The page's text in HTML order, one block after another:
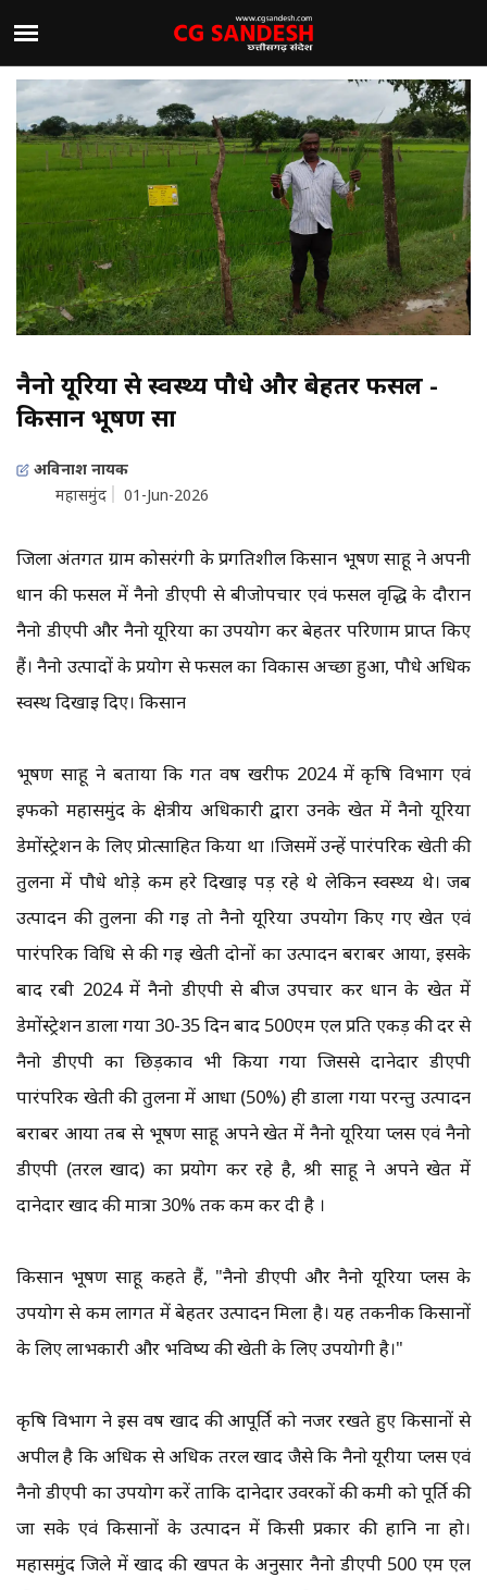
नैनो यूरिया से स्वस्थ्य पौधे और बेहतर फसल -
किसान भूषण साहू
अविनाश नायक
महासमुंद
01-Jun-2026
जिला अंतर्गत ग्राम कोसरंगी के प्रगतिशील किसान भूषण साहू ने अपनी
धान की फसल में नैनो डीएपी से बीजोपचार एवं फसल वृद्धि के दौरान
नैनो डीएपी और नैनो यूरिया का उपयोग कर बेहतर परिणाम प्राप्त किए
हैं। नैनो उत्पादों के प्रयोग से फसल का विकास अच्छा हुआ, पौधे अधिक
स्वस्थ दिखाई दिए। किसान
भूषण साहू ने बताया कि गत वर्ष खरीफ 2024 में कृषि विभाग एवं
इफको महासमुंद के क्षेत्रीय अधिकारी द्वारा उनके खेत में नैनो यूरिया
डेमोंस्ट्रेशन के लिए प्रोत्साहित किया था ।जिसमें उन्हें पारंपरिक खेती की
तुलना में पौधे थोड़े कम हरे दिखाई पड़ रहे थे लेकिन स्वस्थ्य थे। जब
उत्पादन की तुलना की गई तो नैनो यूरिया उपयोग किए गए खेत एवं
पारंपरिक विधि से की गई खेती दोनों का उत्पादन बराबर आया, इसके
बाद रबी 2024 में नैनो डीएपी से बीज उपचार कर धान के खेत में
डेमोंस्ट्रेशन डाला गया 30-35 दिन बाद 500एम एल प्रति एकड़ की दर से
नैनो डीएपी का छिड़काव भी किया गया जिससे दानेदार डीएपी
पारंपरिक खेती की तुलना में आधा (50%) ही डाला गया परन्तु उत्पादन
बराबर आया तब से भूषण साहू अपने खेत में नैनो यूरिया प्लस एवं नैनो
डीएपी (तरल खाद) का प्रयोग कर रहे है, श्री साहू ने अपने खेत में
दानेदार खाद की मात्रा 30% तक कम कर दी है ।
किसान भूषण साहू कहते हैं, "नैनो डीएपी और नैनो यूरिया प्लस के
उपयोग से कम लागत में बेहतर उत्पादन मिला है। यह तकनीक किसानों
के लिए लाभकारी और भविष्य की खेती के लिए उपयोगी है।"
कृषि विभाग ने इस वर्ष खाद की आपूर्ति को नजर रखते हुए किसानों से
अपील है कि अधिक से अधिक तरल खाद जैसे कि नैनो यूरीया प्लस एवं
नैनो डीएपी का उपयोग करें ताकि दानेदार उर्वरकों की कमी को पूर्ति की
जा सके एवं किसानों के उत्पादन में किसी प्रकार की हानि ना हो।
महासमुंद जिले में खाद की खपत के अनुसार नैनो डीएपी 500 एम एल